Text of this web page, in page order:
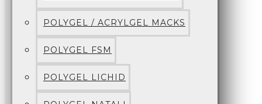
POLYGEL / ACRYLGEL MACKS
POLYGEL FSM
POLYGEL LICHID